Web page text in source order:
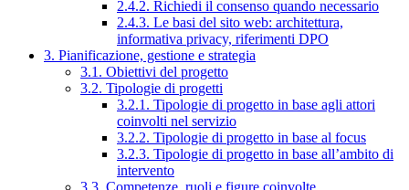
2.4.2. Richiedi il consenso quando necessario
2.4.3. Le basi del sito web: architettura,
informativa privacy, riferimenti DPO
3. Pianificazione, gestione e strategia
3.1. Obiettivi del progetto
3.2. Tipologie di progetti
3.2.1. Tipologie di progetto in base agli attori
coinvolti nel servizio
3.2.2. Tipologie di progetto in base al focus
3.2.3. Tipologie di progetto in base all’ambito di
intervento
3.3. Competenze, ruoli e figure coinvolte